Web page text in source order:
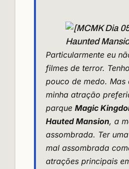
Particularmente eu
filmes de terror.
pouco de medo. Mas
minha atração
parque Magic
Hauted Mansion, a
assombrada. Ter
mal assombrada
atrações principais